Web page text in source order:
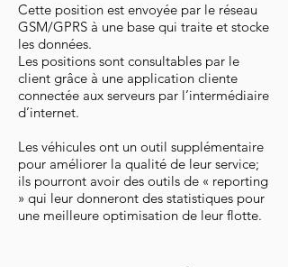
Cette position est envoyée par le réseau
GSM/GPRS à une base qui traite et stocke
les données.
Les positions sont consultables par le
client grâce à une application cliente
connectée aux serveurs par l’intermédiaire
d’internet.
Les véhicules ont un outil supplémentaire
pour améliorer la qualité de leur service;
ils pourront avoir des outils de « reporting
» qui leur donneront des statistiques pour
une meilleure optimisation de leur flotte.